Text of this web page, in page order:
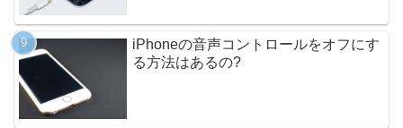
iPhoneの音声コントロールをオフにす
る方法はあるの?